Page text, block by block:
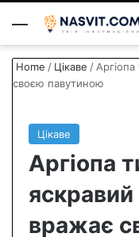
Menu
Home / Цікаве /
своєю павутиною
Цікаве
Аргіопа
вражає